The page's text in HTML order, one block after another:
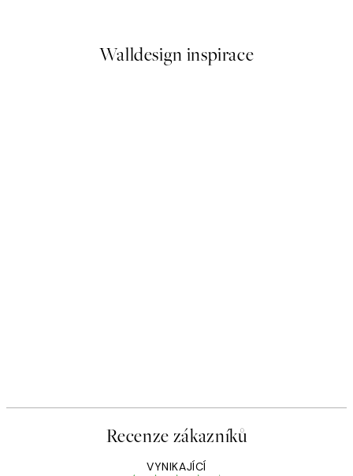
Walldesign inspirace
Recenze zákazníků
VYNIKAJÍCÍ